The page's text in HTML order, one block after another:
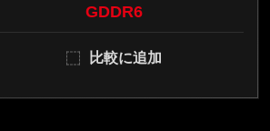
GDDR6
比較に追加